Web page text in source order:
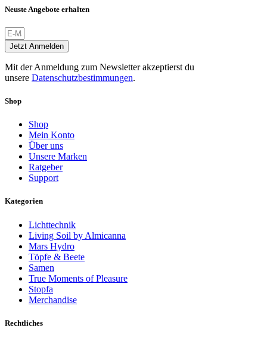
Neuste Angebote erhalten
Jetzt Anmelden
Mit der Anmeldung zum Newsletter akzeptierst du
unsere Datenschutzbestimmungen.
Shop
Shop
Mein Konto
Über uns
Unsere Marken
Ratgeber
Support
Kategorien
Lichttechnik
Living Soil by Almicanna
Mars Hydro
Töpfe & Beete
Samen
True Moments of Pleasure
Stopfa
Merchandise
Rechtliches